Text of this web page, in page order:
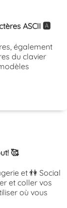
ASCII 🅰️
également
du clavier
🥰
et 👫 Social
et coller vos
où vous